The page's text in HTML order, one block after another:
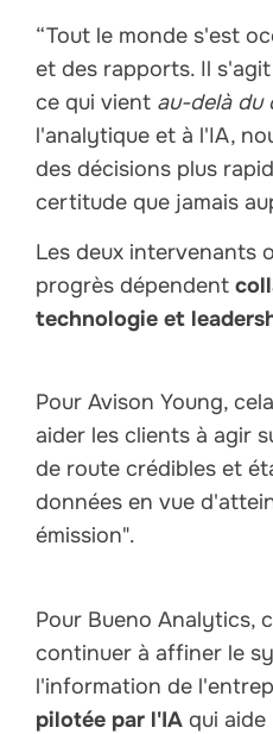
“Tout le monde s'est
et des rapports. Il
ce qui vient au-delà du
l'analytique et à l'IA,
des décisions plus
certitude que jamais
Les deux intervenants
progrès dépendent
technologie et
Pour Avison Young,
aider les clients à agir
de route crédibles et
données en vue
émission".
Pour Bueno Analytics,
continuer à affiner le
l'information de
pilotée par l'IA qui